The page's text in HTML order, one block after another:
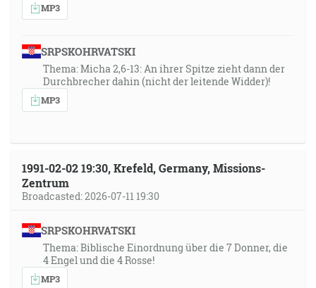
MP3
SRPSKOHRVATSKI
Thema: Micha 2,6-13: An ihrer Spitze zieht dann der
Durchbrecher dahin (nicht der leitende Widder)!
MP3
1991-02-02 19:30, Krefeld, Germany, Missions-
Zentrum
Broadcasted: 2026-07-11 19:30
SRPSKOHRVATSKI
Thema: Biblische Einordnung über die 7 Donner, die
4 Engel und die 4 Rosse!
MP3